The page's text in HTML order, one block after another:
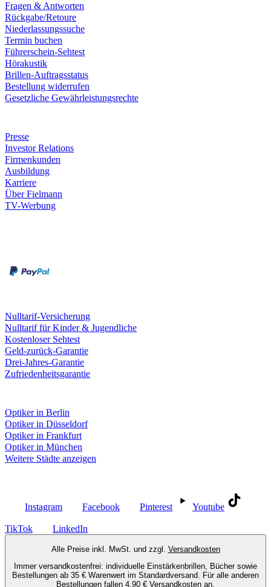
Fragen & Antworten
Rückgabe/Retoure
Niederlassungssuche
Termin buchen
Führerschein-Sehtest
Hörakustik
Brillen-Auftragsstatus
Bestellung widerrufen
Gesetzliche Gewährleistungsrechte
Presse
Investor Relations
Firmenkunden
Ausbildung
Karriere
Über Fielmann
TV-Werbung
Nulltarif-Versicherung
Nulltarif für Kinder & Jugendliche
Kostenloser Sehtest
Geld-zurück-Garantie
Drei-Jahres-Garantie
Zufriedenheitsgarantie
Optiker in Berlin
Optiker in Düsseldorf
Optiker in Frankfurt
Optiker in München
Weitere Städte anzeigen
Instagram Facebook Pinterest Youtube
TikTok LinkedIn
Alle Preise inkl. MwSt. und zzgl. Versandkosten
Immer versandkostenfrei: individuelle Einstärkenbrillen, Bücher sowie
Bestellungen ab 35 € Warenwert im Standardversand. Für alle anderen
Bestellungen fallen 4,90 € Versandkosten an.